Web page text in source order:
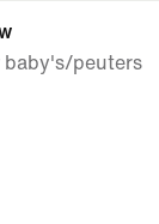
baby's/peuters